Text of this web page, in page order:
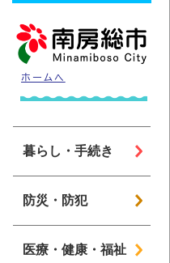
ホームへ
暮らし・手続き
防災・防犯
医療・健康・福祉